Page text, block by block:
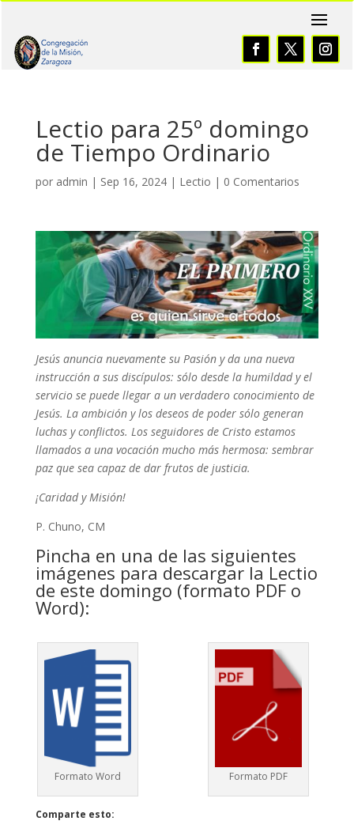
Lectio para 25º domingo
de Tiempo Ordinario
por admin | Sep 16, 2024| Lectio | 0 Comentarios
Jesús anuncia nuevamente su Pasión y da una nueva
instrucción a sus discípulos: sólo desde la humildad y el
servicio se puede llegar a un verdadero conocimiento de
Jesús. La ambición y los deseos de poder sólo generan
luchas y conflictos. Los seguidores de Cristo estamos
llamados a una vocación mucho más hermosa: sembrar
paz que sea capaz de dar frutos de justicia.
¡Caridad y Misión!
P. Chuno, CM
Pincha en una de las siguientes
imágenes para descargar la Lectio
de este domingo (formato PDF o
Word):
Formato Word Formato PDF
Comparte esto: